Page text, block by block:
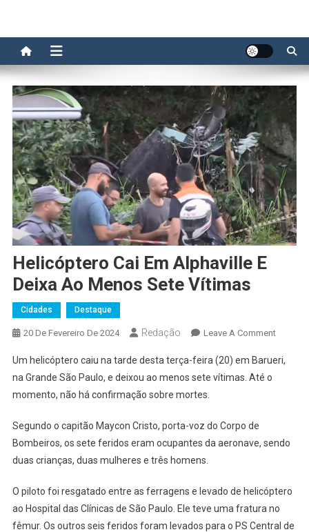
Helicóptero Cai Em Alphaville E
Deixa Ao Menos Sete Vítimas
Cidades Destaque
20 De Fevereiro De 2024 Redação Leave A CommentOn
Cai
Ao
Vítimas
Um helicóptero caiu na tarde desta terça-feira (20) em Barueri,
na Grande São Paulo, e deixou ao menos sete vítimas. Até o
momento, não há confirmação sobre mortes.
Segundo o capitão Maycon Cristo, porta-voz do Corpo de
Bombeiros, os sete feridos eram ocupantes da aeronave, sendo
duas crianças, duas mulheres e três homens.
O piloto foi resgatado entre as ferragens e levado de helicóptero
ao Hospital das Clínicas de São Paulo. Ele teve uma fratura no
fêmur. Os outros seis feridos foram levados para o PS Central de